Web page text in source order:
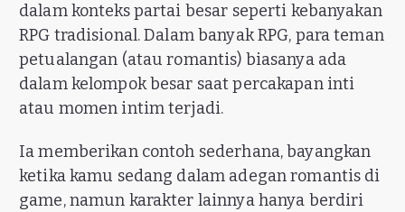
dalam konteks partai besar seperti kebanyakan
RPG tradisional. Dalam banyak RPG, para teman
petualangan (atau romantis) biasanya ada
dalam kelompok besar saat percakapan inti
atau momen intim terjadi.
Ia memberikan contoh sederhana, bayangkan
ketika kamu sedang dalam adegan romantis di
game, namun karakter lainnya hanya berdiri